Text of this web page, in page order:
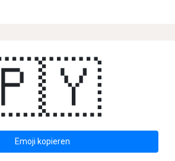
Emoji kopieren